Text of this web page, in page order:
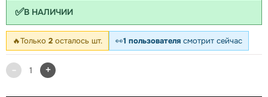
✅В НАЛИЧИИ
🔥Только 2 осталось шт. 👀1 пользователя смотрит сейчас
- 1 +